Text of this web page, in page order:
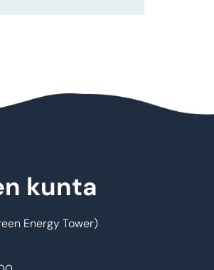
kunta
Energy Tower)